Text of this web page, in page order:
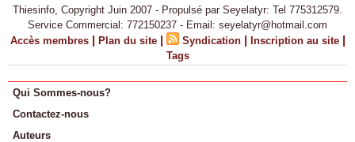
Thiesinfo, Copyright Juin 2007 - Propulsé par Seyelatyr: Tel 775312579.
Service Commercial: 772150237 - Email: seyelatyr@hotmail.com
Accès membres | Plan du site | Syndication | Inscription au site |
Tags
Qui Sommes-nous?
Contactez-nous
Auteurs